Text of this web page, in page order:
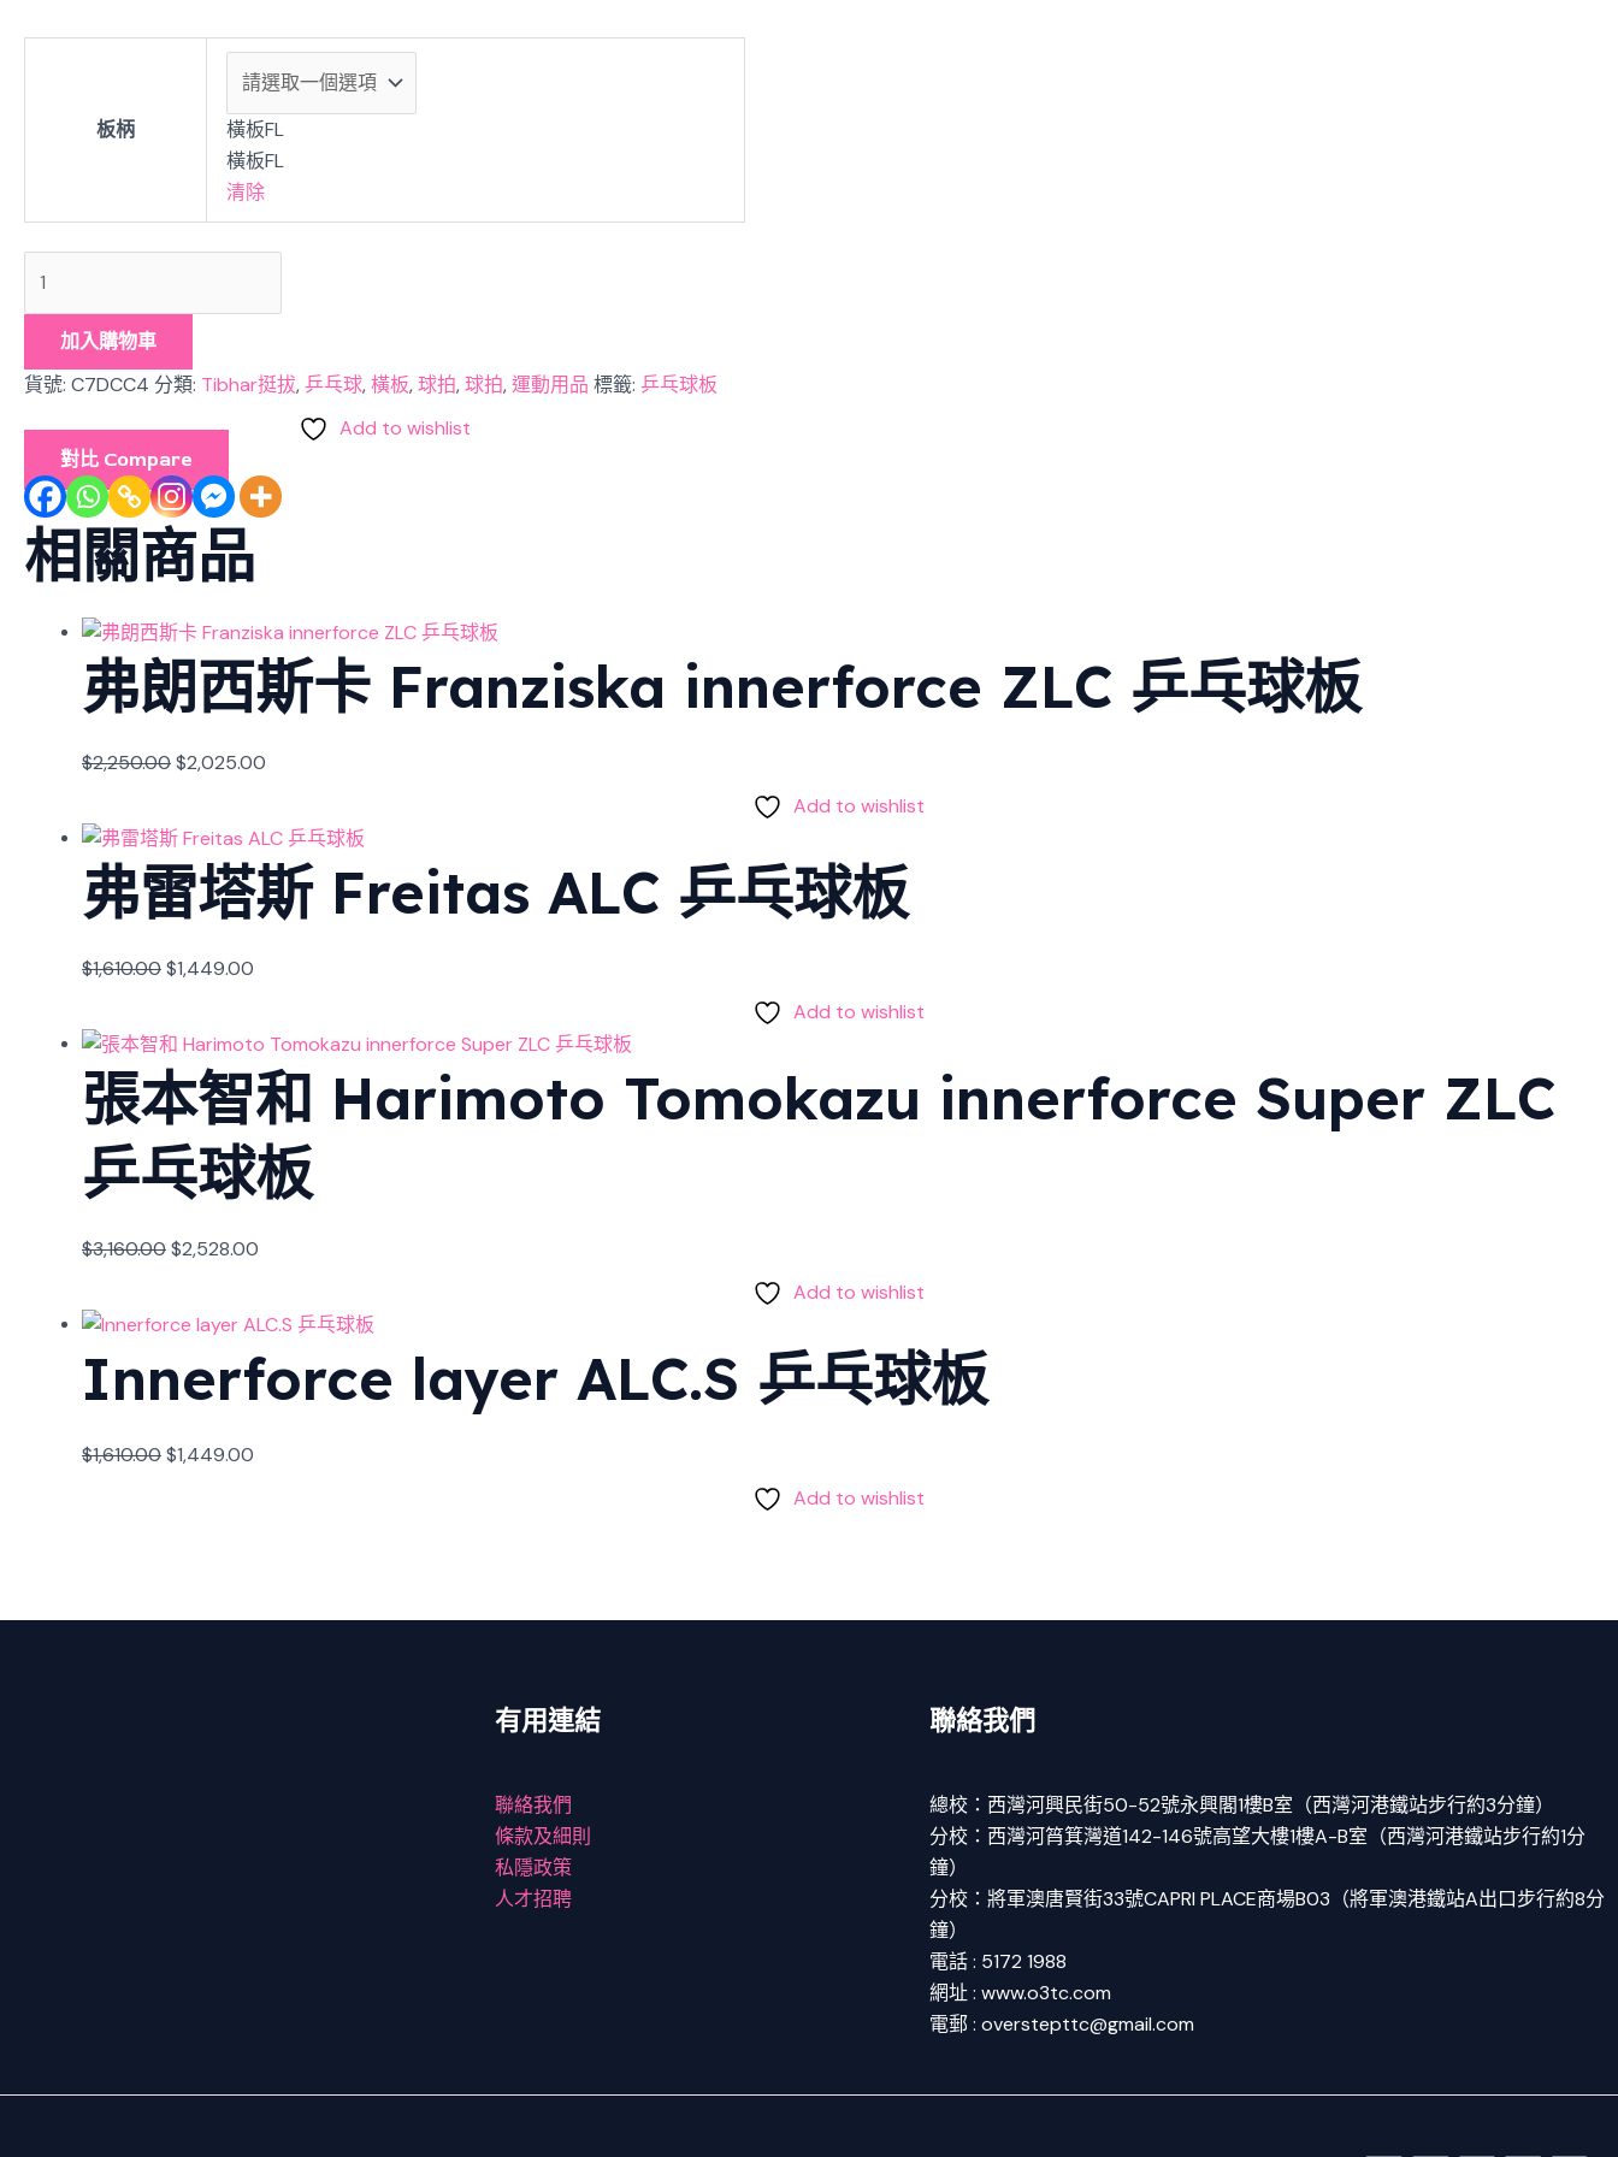
板柄
橫板FL
橫板FL
清除
加入購物車
貨號: C7DCC4 分類: Tibhar挺拔,乒乓球,橫板,球拍,球拍,運動用品 標籤: 乒乓球板
Add to wishlist
對比 Compare
相關商品
弗朗西斯卡 Franziska innerforce ZLC 乒乓球板
$2,250.00$2,025.00
Add to wishlist
弗雷塔斯 Freitas ALC 乒乓球板
$1,610.00$1,449.00
Add to wishlist
張本智和 Harimoto Tomokazu innerforce Super ZLC
乒乓球板
$3,160.00$2,528.00
Add to wishlist
Innerforce layer ALC.S 乒乓球板
$1,610.00$1,449.00
Add to wishlist
有用連結
聯絡我們
條款及細則
私隱政策
人才招聘
聯絡我們
總校：西灣河興民街50-52號永興閣1樓B室（西灣河港鐵站步行約3分鐘）
分校：西灣河筲箕灣道142-146號高望大樓1樓A-B室（西灣河港鐵站步行約1分
鐘）
分校：將軍澳唐賢街33號CAPRI PLACE商場B03（將軍澳港鐵站A出口步行約8分
鐘）
電話 : 5172 1988
網址 : www.o3tc.com
電郵 : overstepttc@gmail.com